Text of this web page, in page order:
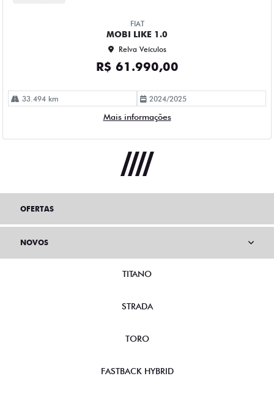
FIAT
MOBI LIKE 1.0
Relva Veículos
R$ 61.990,00
33.494 km 2024/2025
Mais informações
OFERTAS
NOVOS
TITANO
STRADA
TORO
FASTBACK HYBRID